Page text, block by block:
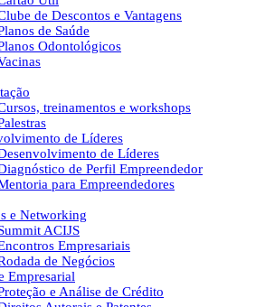
de Descontos e Vantagens
de Saúde
Odontológicos
treinamentos e workshops
de Líderes
de Líderes
de Perfil Empreendedor
para Empreendedores
e Networking
ACIJS
Empresariais
de Negócios
Empresarial
e Análise de Crédito